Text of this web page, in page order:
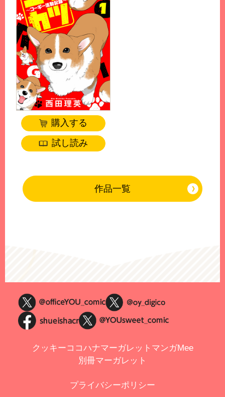
購入する
試し読み
作品一覧
クッキーココハナマーガレット マンガMee
別冊マーガレット
プライバシーポリシー